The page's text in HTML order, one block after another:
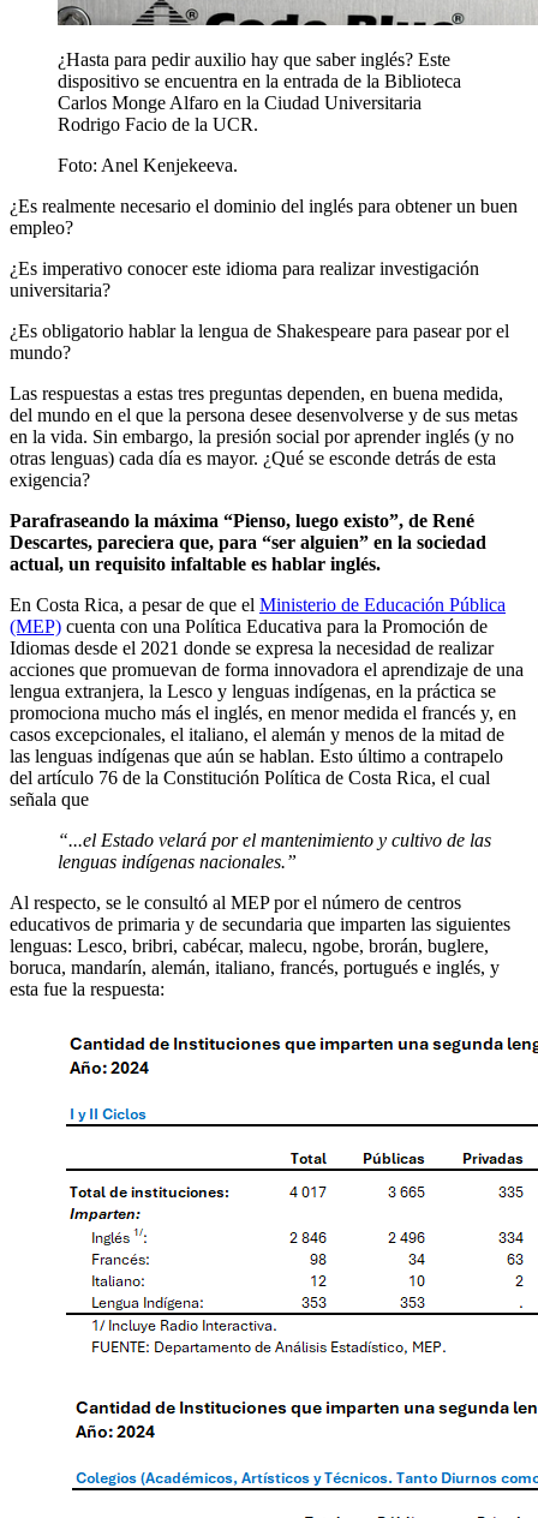
¿Hasta para pedir auxilio hay que saber inglés? Este
dispositivo se encuentra en la entrada de la Biblioteca
Carlos Monge Alfaro en la Ciudad Universitaria
Rodrigo Facio de la UCR.
Foto: Anel Kenjekeeva.
¿Es realmente necesario el dominio del inglés para obtener un buen
empleo?
¿Es imperativo conocer este idioma para realizar investigación
universitaria?
¿Es obligatorio hablar la lengua de Shakespeare para pasear por el
mundo?
Las respuestas a estas tres preguntas dependen, en buena medida,
del mundo en el que la persona desee desenvolverse y de sus metas
en la vida. Sin embargo, la presión social por aprender inglés (y no
otras lenguas) cada día es mayor. ¿Qué se esconde detrás de esta
exigencia?
Parafraseando la máxima “Pienso, luego existo”, de René
Descartes, pareciera que, para “ser alguien” en la sociedad
actual, un requisito infaltable es hablar inglés.
En Costa Rica, a pesar de que el Ministerio de Educación Pública
(MEP) cuenta con una Política Educativa para la Promoción de
Idiomas desde el 2021 donde se expresa la necesidad de realizar
acciones que promuevan de forma innovadora el aprendizaje de una
lengua extranjera, la Lesco y lenguas indígenas, en la práctica se
promociona mucho más el inglés, en menor medida el francés y, en
casos excepcionales, el italiano, el alemán y menos de la mitad de
las lenguas indígenas que aún se hablan. Esto último a contrapelo
del artículo 76 de la Constitución Política de Costa Rica, el cual
señala que
“...el Estado velará por el mantenimiento y cultivo de las
lenguas indígenas nacionales.”
Al respecto, se le consultó al MEP por el número de centros
educativos de primaria y de secundaria que imparten las siguientes
lenguas: Lesco, bribri, cabécar, malecu, ngobe, brorán, buglere,
boruca, mandarín, alemán, italiano, francés, portugués e inglés, y
esta fue la respuesta: